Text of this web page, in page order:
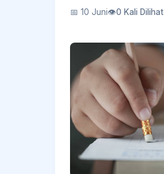
📅 10 Juni👁0 Kali Dilihat